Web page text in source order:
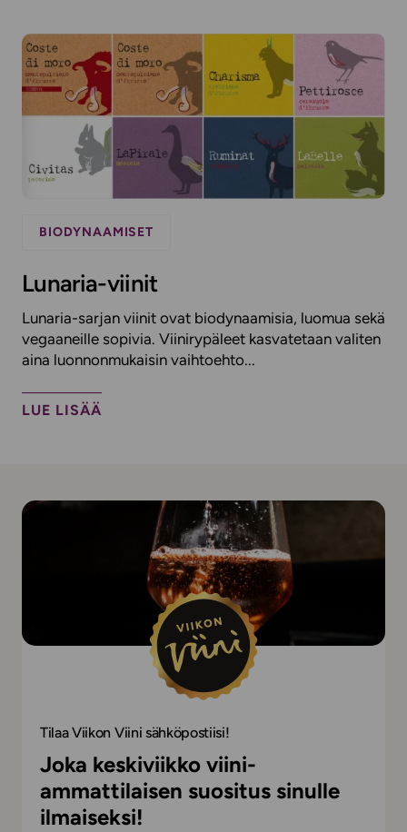
BIODYNAAMISET
Lunaria-viinit
Lunaria-sarjan viinit ovat biodynaamisia, luomua sekä
vegaaneille sopivia. Viinirypäleet kasvatetaan valiten
aina luonnonmukaisin vaihtoehto...
LUE LISÄÄ
Tilaa Viikon Viini sähköpostiisi!
Joka keskiviikko viini-
ammattilaisen suositus sinulle
ilmaiseksi!